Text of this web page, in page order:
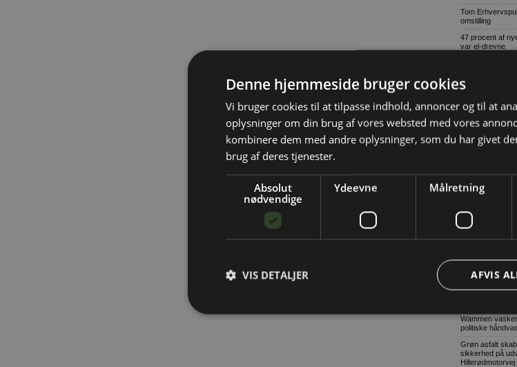
Tom
omstilling
47 procent af
var el-drevne
Grønne gaver i
Træn skolevejen
mængder
skab tryggere
Lagerudlejning
Ni ud af ti
komplekse
Danske
alvorlige
Voldsom
Wammen
politiske
Grøn asfalt
sikkerhed på
Hillerødmotorvej
Denne hjemmeside bruger cookies
Vi bruger cookies til at tilpasse indhold, annoncer og til at
oplysninger om din brug af vores websted med vores
kombinere dem med andre oplysninger, som du har givet
brug af deres tjenester.
Absolut
nødvendige
Ydeevne Målretning
AFVIS
VIS DETALJER